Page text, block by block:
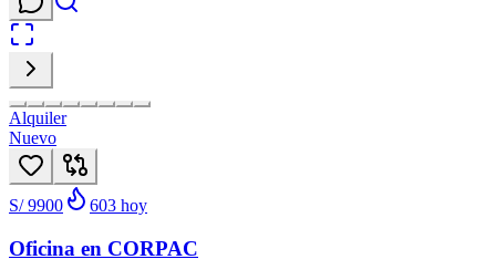
Alquiler
Nuevo
S/ 9900 603 hoy
Oficina en CORPAC